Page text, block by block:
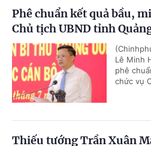
Phê chuẩn kết quả bầu,
Chủ tịch UBND tỉnh
Lê Minh
phê
chức vụ
Thiếu tướng Trần Xuân